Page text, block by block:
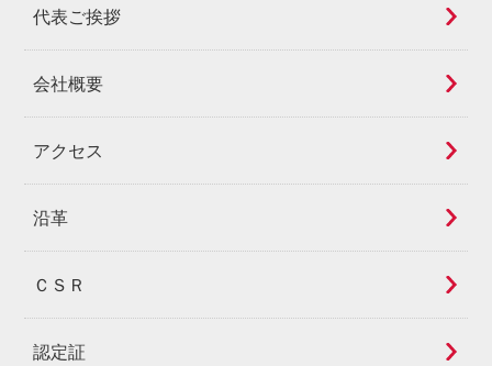
代表ご挨拶
会社概要
アクセス
沿革
ＣＳＲ
認定証